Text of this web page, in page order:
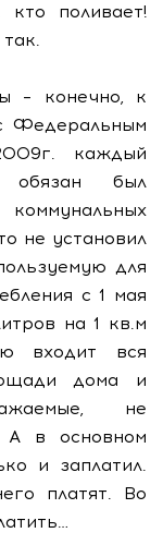
поливает!
– конечно, к
Федеральным
каждый
обязан был
не установил
для
с 1 мая
на 1 кв.м
входит вся
дома и
не
А в основном
и заплатил.
платят. Во